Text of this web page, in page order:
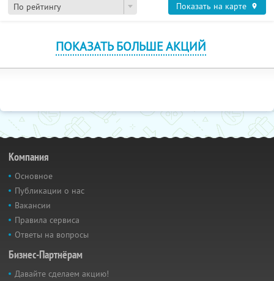
По рейтингу Показать на карте
ПОКАЗАТЬ БОЛЬШЕ АКЦИЙ
Компания
Основное
Публикации о нас
Вакансии
Правила сервиса
Ответы на вопросы
Бизнес-Партнёрам
Давайте сделаем акцию!